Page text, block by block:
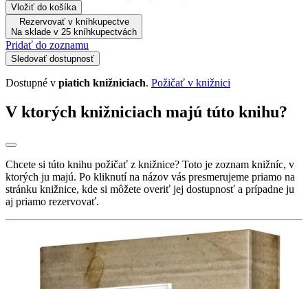
Vložiť do košíka
Rezervovať v kníhkupectve
Na sklade v 25 kníhkupectvách
Pridať do zoznamu
Sledovať dostupnosť
Dostupné v piatich knižniciach. Požičať v knižnici
V ktorých knižniciach majú túto knihu?
Chcete si túto knihu požičať z knižnice? Toto je zoznam knižníc, v
ktorých ju majú. Po kliknutí na názov vás presmerujeme priamo na
stránku knižnice, kde si môžete overiť jej dostupnosť a prípadne ju
aj priamo rezervovať.